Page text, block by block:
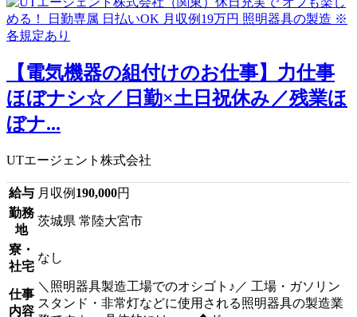
【電気機器の組付けのお仕事】力仕事
ほぼナシ☆／日勤×土日祝休み／残業ほ
ぼナ...
UTエージェント株式会社
給与 月収例 190,000円
勤務
地
茨城県 常陸大宮市
寮・
社宅
なし
仕事
内容
＼照明器具製造工場でのオシゴト♪／ 工場・ガソリン
スタンド・非常灯などに使用される照明器具の製造業